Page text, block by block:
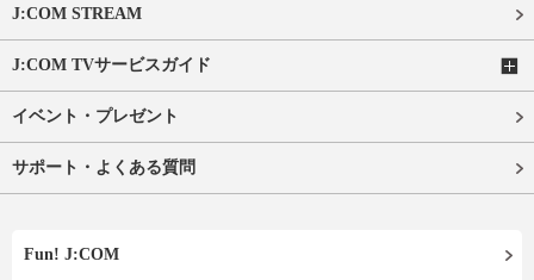
J:COM STREAM
J:COM TVサービスガイド
イベント・プレゼント
サポート・よくある質問
Fun! J:COM